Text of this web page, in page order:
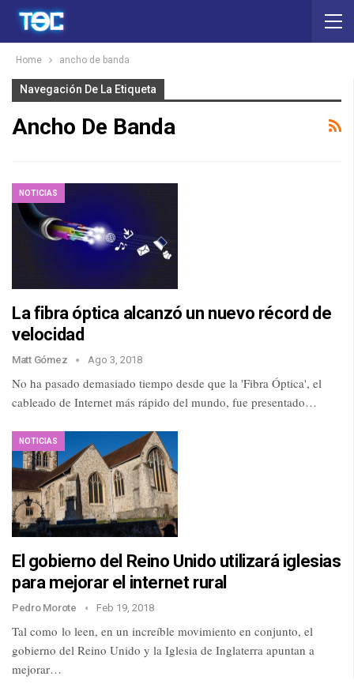
Home ancho de banda
Navegación De La Etiqueta
Ancho De Banda
NOTICIAS
La fibra óptica alcanzó un nuevo récord de
velocidad
Matt Gómez Ago 3, 2018
No ha pasado demasiado tiempo desde que la 'Fibra Óptica', el
cableado de Internet más rápido del mundo, fue presentado…
NOTICIAS
El gobierno del Reino Unido utilizará iglesias
para mejorar el internet rural
Pedro Morote Feb 19, 2018
Tal como lo leen, en un increíble movimiento en conjunto, el
gobierno del Reino Unido y la Iglesia de Inglaterra apuntan a
mejorar…